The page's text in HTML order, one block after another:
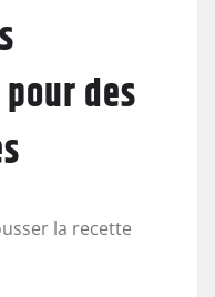
des
la recette